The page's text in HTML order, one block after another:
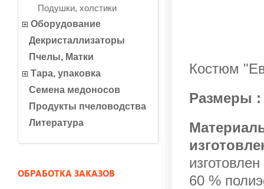
Подушки, холстики
Оборудование
Декристаллизаторы
Пчелы, Матки
Тара, упаковка
Семена медоносов
Продукты пчеловодства
Литература
ОБРАБОТКА ЗАКАЗОВ
Костюм
Размеры :
60 %